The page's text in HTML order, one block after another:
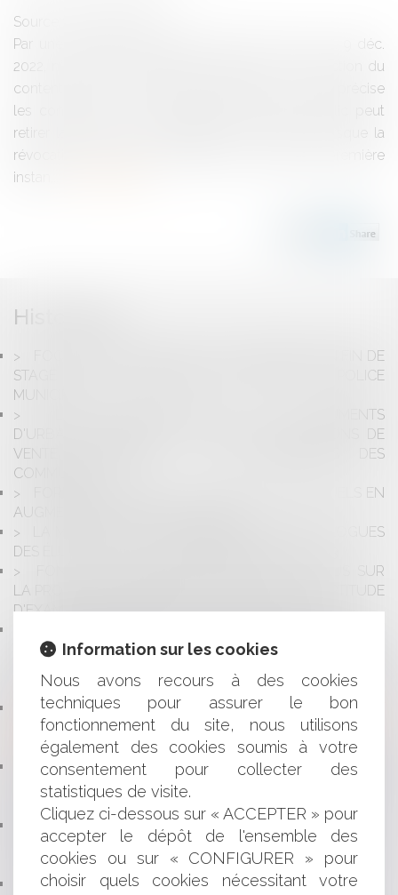
Source :
Par une décision du 9 décembre 2022 (CE, sect., 9 déc.
2022, n° 451500), publiée au recueil Lebon, la Section du
contentieux du Conseil d’Etat statuant en référé précise
les conditions dans lesquelles l’employeur public peut
retirer la décision de réintégration d’un agent lorsque la
révocation qui avait été annulée par le juge de première
instan...
Historique
FOCUS SUR LE REFUS DE TITULARISATION EN FIN DE
STAGE : LE CAS SPÉCIFIQUE DES AGENTS DE POLICE
MUNICIPALE
LA COMMUNICATION DES DOCUMENTS
D'URBANISME DANS LE CADRE DES OPÉRATIONS DE
VENTE IMMOBILIÈRE : LES OBLIGATIONS DES
COMMUNES
FORMATION DES ÉLUS : LES DROITS INDIVIDUELS EN
AUGMENTATION DE 100 € EN 2023
LA MISE EN PLACE DES RÉFÉRENTS DÉONTOLOGUES
DES ÉLUS LOCAUX À COMPTER DU 1ER JUIN 2023
FONCTION PUBLIQUE TERRITORIALE : FOCUS SUR
LA PROMOTION INTERNE PAR VOIE DE LISTE D'APTITUDE
D'EXAMEN PROFESSIONNEL DE LA CATÉGORIE A
TÉLÉTRAVAIL À PARTIR DU 1ER JANVIER 2023 : QUELS
CONDITIONS ?
LA SECTION DU CONTENTIEUX DU CONSEIL D’ÉTAT
PRÉCISE LES SUITES DE L’ANNULATION D’UNE
RÉINTÉGRATION APRÈS RÉVOCATION
L’EXCLUSION DE CERTAINS AGENTS DU BÉNÉFICE
D’UNE PRIME PEUT MÉCONNAÎTRE LE PRINCIPE
D’ÉGALITÉ
DÉMISSION D'OFFICE D'UN CONSEILLER MUNICIPAL :
L'APPRÉCIATION DU MOTIF DE L'ÉTAT DE SANTÉ
POUVANT CONSTITUER UNE EXCUSE VALABLE
LE MAIRE EST TENU DE CONVOQUER AU MOINS UN
Information sur les cookies
Nous avons recours à des cookies
techniques pour assurer le bon
fonctionnement du site, nous utilisons
également des cookies soumis à votre
consentement pour collecter des
statistiques de visite.
Cliquez ci-dessous sur « ACCEPTER » pour
accepter le dépôt de l'ensemble des
cookies ou sur « CONFIGURER » pour
choisir quels cookies nécessitant votre